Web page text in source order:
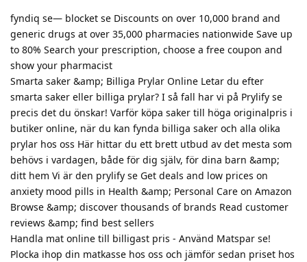
fyndiq se— blocket se Discounts on over 10,000 brand and
generic drugs at over 35,000 pharmacies nationwide Save up
to 80% Search your prescription, choose a free coupon and
show your pharmacist
Smarta saker &amp; Billiga Prylar Online Letar du efter
smarta saker eller billiga prylar? I så fall har vi på Prylify se
precis det du önskar! Varför köpa saker till höga originalpris i
butiker online, när du kan fynda billiga saker och alla olika
prylar hos oss Här hittar du ett brett utbud av det mesta som
behövs i vardagen, både för dig själv, för dina barn &amp;
ditt hem Vi är den prylify se Get deals and low prices on
anxiety mood pills in Health &amp; Personal Care on Amazon
Browse &amp; discover thousands of brands Read customer
reviews &amp; find best sellers
Handla mat online till billigast pris - Använd Matspar se!
Plocka ihop din matkasse hos oss och jämför sedan priset hos